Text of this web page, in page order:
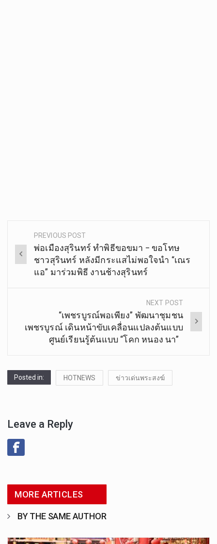
Post
navigation
PREVIOUS POST
พ่อเมืองสุรินทร์ ทำพิธีขอขมา – ขอโทษ
ชาวสุรินทร์ หลังมีกระแสไม่พอใจนำ “เณร
แอ” มาร่วมพิธี งานช้างสุรินทร์
NEXT POST
“เพชรบูรณ์พอเพียง” พัฒนาชุมชน
เพชรบูรณ์ เดินหน้าขับเคลื่อนแปลงต้นแบบ
ศูนย์เรียนรู้ต้นแบบ “โคก หนอง นา”
Posted in: HOTNEWS ข่าวเด่นพระสงฆ์
Leave a Reply
MORE ARTICLES
BY THE SAME AUTHOR